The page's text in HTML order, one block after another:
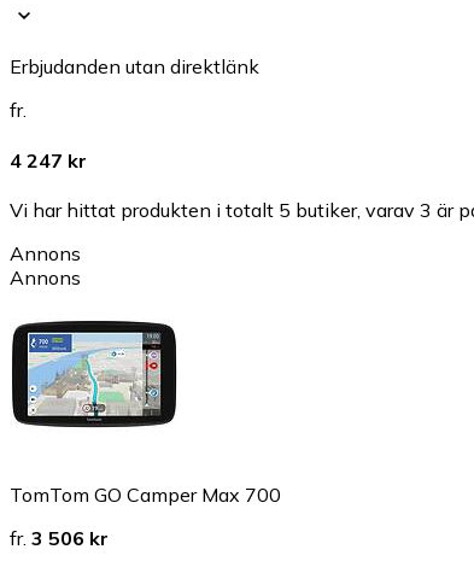
Erbjudanden utan direktlänk
fr.
4 247 kr
Vi har hittat produkten i totalt 5 butiker, varav 3 är
Annons
Annons
TomTom GO Camper Max 700
fr. 3 506 kr